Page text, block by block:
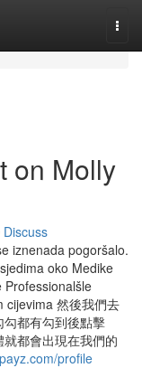
on Molly
Discuss
iznenada pogoršalo.
oko Medike
Professionalšle
cijevima 然後我們去
都有勾到後點擊
就都會出現在我們的
profile